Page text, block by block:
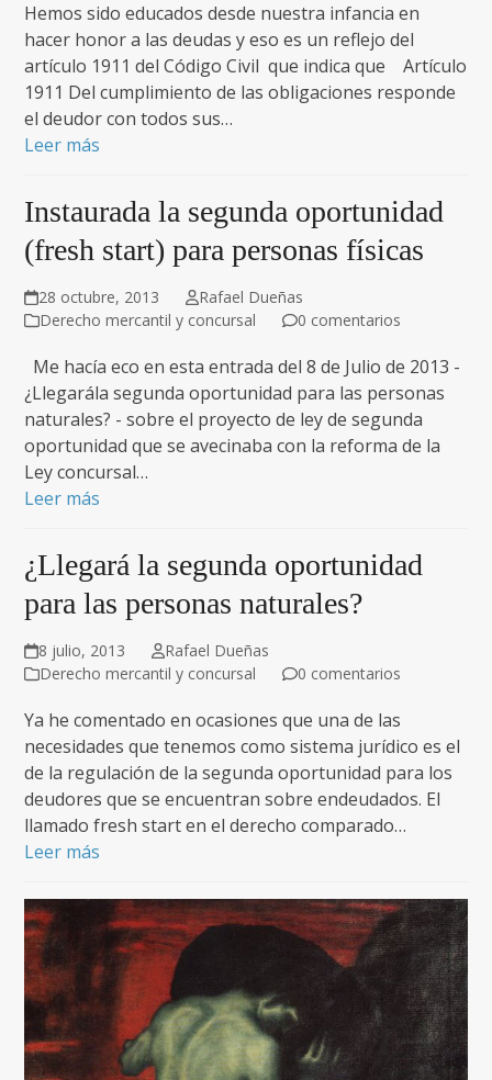
Hemos sido educados desde nuestra infancia en
hacer honor a las deudas y eso es un reflejo del
artículo 1911 del Código Civil que indica que Artículo
1911 Del cumplimiento de las obligaciones responde
el deudor con todos sus…
Leer más
Instaurada la segunda oportunidad
(fresh start) para personas físicas
28 octubre, 2013
Rafael Dueñas
Derecho mercantil y concursal
0 comentarios
Me hacía eco en esta entrada del 8 de Julio de 2013 -
¿Llegarála segunda oportunidad para las personas
naturales? - sobre el proyecto de ley de segunda
oportunidad que se avecinaba con la reforma de la
Ley concursal…
Leer más
¿Llegará la segunda oportunidad
para las personas naturales?
8 julio, 2013
Rafael Dueñas
Derecho mercantil y concursal
0 comentarios
Ya he comentado en ocasiones que una de las
necesidades que tenemos como sistema jurídico es el
de la regulación de la segunda oportunidad para los
deudores que se encuentran sobre endeudados. El
llamado fresh start en el derecho comparado…
Leer más